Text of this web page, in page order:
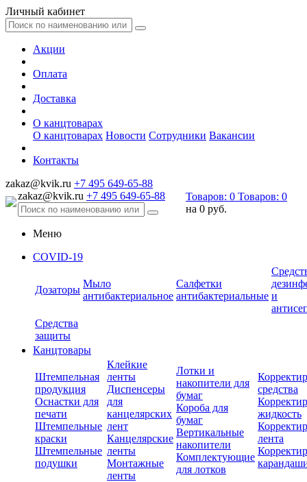
Личный кабинет
Акции
Оплата
Доставка
О канцтоварах
О канцтоварах Новости Сотрудники Вакансии
Контакты
zakaz@kvik.ru +7 495 649-65-88
zakaz@kvik.ru +7 495 649-65-88 Товаров: 0 Товаров: 0
на 0 руб.
Меню
COVID-19
Дозаторы
Мыло
антибактериальное
Салфетки
антибактериальные и
Средства
защиты
Канцтовары
Штемпельная
продукция
Оснастки для
печати
Штемпельные
краски
Штемпельные
подушки
Клейкие
ленты
Диспенсеры
для
канцелярских
лент
Канцелярские
ленты
Монтажные
ленты
Лотки и
накопители для
бумаг
Короба для
бумаг
Вертикальные
накопители
Комплектующие
для лотков
средства
жидкость
лента